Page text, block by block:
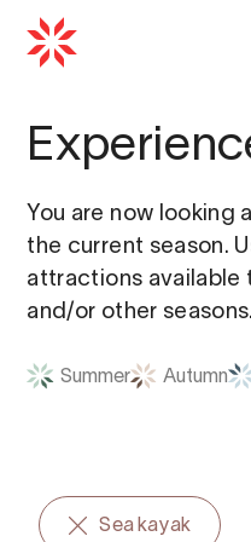
You are now looking
the current season.
attractions available
and/or other seasons.
Summer Autumn
Sea kayak